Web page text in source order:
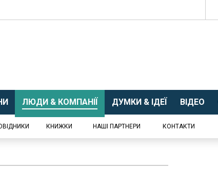
ЛЮДИ & КОМПАНІЇ ДУМКИ & ІДЕЇ ВІДЕО
КНИЖКИ НАШІ ПАРТНЕРИ КОНТАКТИ